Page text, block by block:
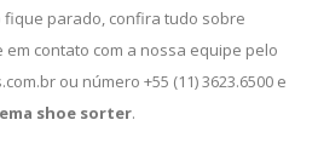
parado, confira tudo sobre
em contato com a nossa equipe pelo
ou número +55 (11) 3623.6500 e
shoe sorter.